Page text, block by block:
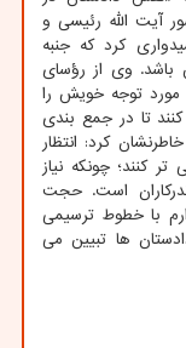
آیت الله رئیسی و
کرد که جنبه
وی از رؤسای
توجه خویش را
تا در جمع بندی
کرد: انتظار
کنند؛ چونکه نیاز
است. حجت
با خطوط ترسیمی
ها تبیین می